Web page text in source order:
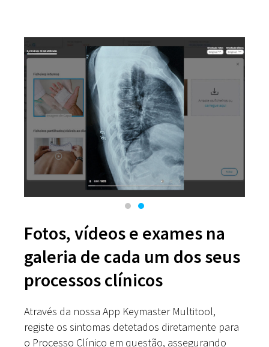
Fotos, vídeos e exames na
galeria de cada um dos seus
processos clínicos
Através da nossa App Keymaster Multitool,
registe os sintomas detetados diretamente para
o Processo Clínico em questão, assegurando